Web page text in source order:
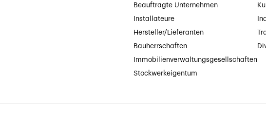
Beauftragte Unternehmen
Installateure
Hersteller/Lieferanten
Bauherrschaften
Immobilienverwaltungsgesellschaften
Stockwerkeigentum